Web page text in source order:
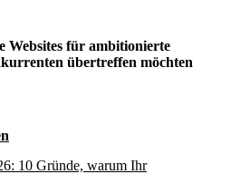
Websites für ambitionierte
übertreffen möchten
10 Gründe, warum Ihr